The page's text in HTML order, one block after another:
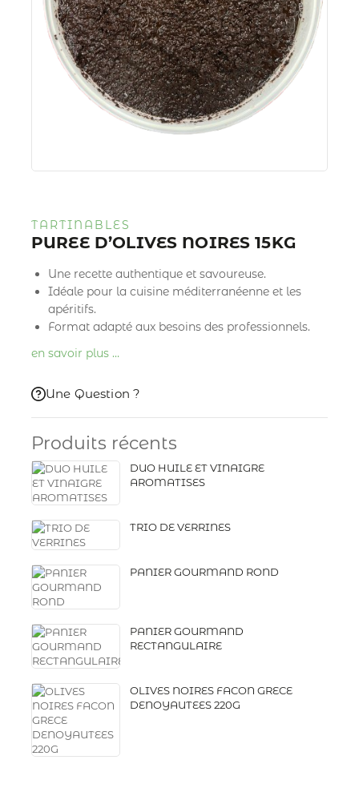
Produits récents
DUO HUILE ET VINAIGRE
AROMATISES
TRIO DE VERRINES
PANIER GOURMAND ROND
PANIER GOURMAND
RECTANGULAIRE
OLIVES NOIRES FACON GRECE
DENOYAUTEES 220G
TARTINABLES
PUREE D’OLIVES NOIRES 15KG
Une recette authentique et savoureuse.
Idéale pour la cuisine méditerranéenne et les
apéritifs.
Format adapté aux besoins des professionnels.
en savoir plus …
Une Question ?